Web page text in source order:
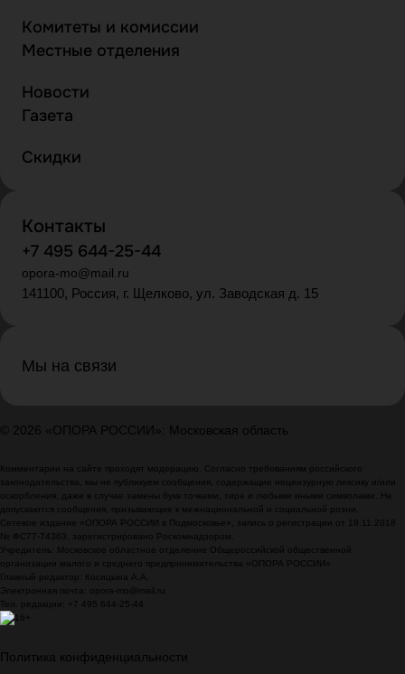
Комитеты и комиссии
Местные отделения
Новости
Газета
Скидки
Контакты
+7 495 644-25-44
opora-mo@mail.ru
141100, Россия, г. Щелково, ул. Заводская д. 15
Мы на связи
© 2026 «ОПОРА РОССИИ»: Московская область
Комментарии на сайте проходят модерацию. Согласно требованиям российского
законодательства, мы не публикуем сообщения, содержащие нецензурную лексику и/или
оскорбления, даже в случае замены букв точками, тире и любыми иными символами. Не
допускаются сообщения, призывающие к межнациональной и социальной розни.
Сетевое издание «ОПОРА РОССИИ в Подмосковье», запись о регистрации от 19.11.2018
№ ФС77-74363, зарегистрировано Роскомнадзором.
Учредитель: Московское областное отделение Общероссийской общественной
организации малого и среднего предпринимательства «ОПОРА РОССИИ»
Главный редактор: Косицына А.А.
Электронная почта: opora-mo@mail.ru
Тел. редакции: +7 495 644-25-44
Политика конфиденциальности